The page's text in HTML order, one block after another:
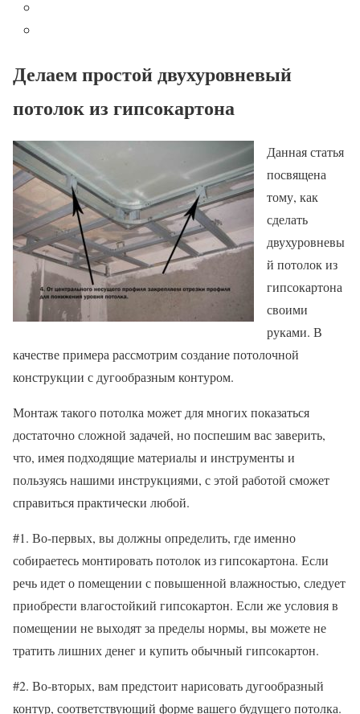
Делаем простой двухуровневый
потолок из гипсокартона
Данная статья
посвящена
тому, как
сделать
двухуровневы
й потолок из
гипсокартона
своими
руками. В
качестве примера рассмотрим создание потолочной
конструкции с дугообразным контуром.
Монтаж такого потолка может для многих показаться
достаточно сложной задачей, но поспешим вас заверить,
что, имея подходящие материалы и инструменты и
пользуясь нашими инструкциями, с этой работой сможет
справиться практически любой.
#1. Во-первых, вы должны определить, где именно
собираетесь монтировать потолок из гипсокартона. Если
речь идет о помещении с повышенной влажностью, следует
приобрести влагостойкий гипсокартон. Если же условия в
помещении не выходят за пределы нормы, вы можете не
тратить лишних денег и купить обычный гипсокартон.
#2. Во-вторых, вам предстоит нарисовать дугообразный
контур, соответствующий форме вашего будущего потолка.